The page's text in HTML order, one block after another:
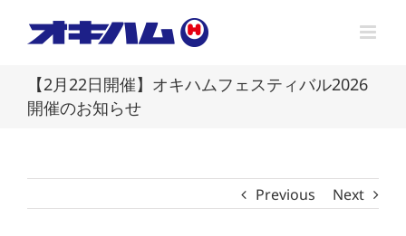
【2月22日開催】オキハムフェスティバル2026
開催のお知らせ
Previous Next